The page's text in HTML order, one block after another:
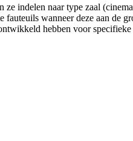
indelen naar type zaal
fauteuils wanneer deze aan
hebben voor